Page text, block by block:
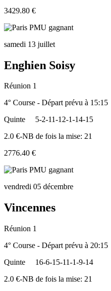
3429.80 €
samedi 13 juillet
Enghien Soisy
Réunion 1
4° Course - Départ prévu à 15:15
Quinte
5-2-11-12-1-14-15
2.0 €-NB de fois la mise: 21
2776.40 €
vendredi 05 décembre
Vincennes
Réunion 1
4° Course - Départ prévu à 20:15
Quinte
16-6-15-11-1-9-14
2.0 €-NB de fois la mise: 21